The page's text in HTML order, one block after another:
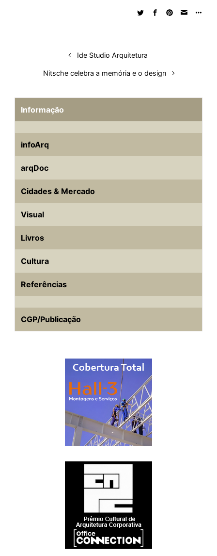
Ide Studio Arquitetura
Nitsche celebra a memória e o design
Informação
infoArq
arqDoc
Cidades & Mercado
Visual
Livros
Cultura
Referências
CGP/Publicação